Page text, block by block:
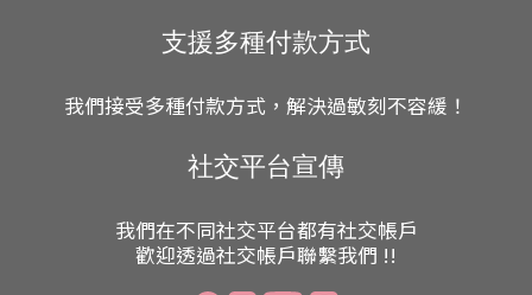
支援多種付款方式
我們接受多種付款方式，解決過敏刻不容緩！
社交平台宣傳
我們在不同社交平台都有社交帳戶
歡迎透過社交帳戶聯繫我們 !!